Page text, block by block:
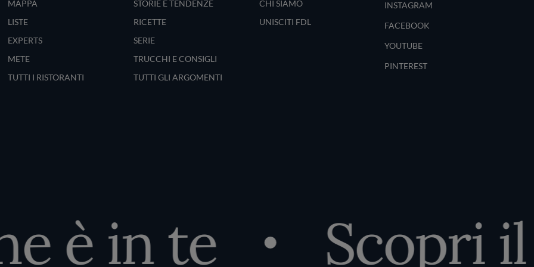
MAPPA
LISTE
EXPERTS
METE
TUTTI I RISTORANTI
STORIE E TENDENZE
RICETTE
SERIE
TRUCCHI E CONSIGLI
TUTTI GLI ARGOMENTI
CHI SIAMO
UNISCITI FDL
INSTAGRAM
FACEBOOK
YOUTUBE
PINTEREST
è in te Scopri il